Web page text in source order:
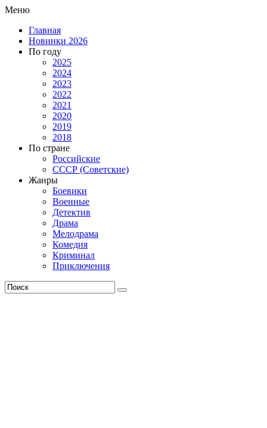
Меню
Главная
Новинки 2026
По году
2025
2024
2023
2022
2021
2020
2019
2018
По стране
Российские
СССР (Советские)
Жанры
Боевики
Военные
Детектив
Драма
Мелодрама
Комедия
Криминал
Приключения